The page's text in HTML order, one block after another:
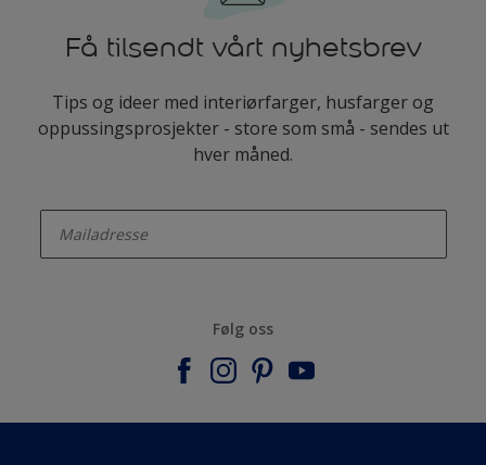
Få tilsendt vårt nyhetsbrev
Tips og ideer med interiørfarger, husfarger og
oppussingsprosjekter - store som små - sendes ut
hver måned.
Følg oss